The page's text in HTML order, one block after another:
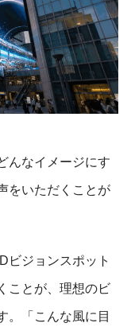
んなイメージにす
をいただくことが
ビジョンスポット
ことが、理想のビ
。「こんな風に目